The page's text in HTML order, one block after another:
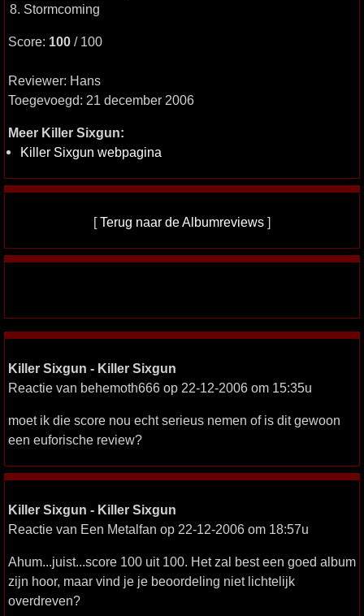
8. Stormcoming
Score: 100 / 100
Reviewer: Hans
Toegevoegd: 21 december 2006
Meer Killer Sixgun:
Killer Sixgun webpagina
[Terug naar de Albumreviews ]
Killer Sixgun - Killer Sixgun
Reactie van behemoth666 op 22-12-2006 om 15:35u
moet ik die score nou echt serieus nemen of is dit gewoon
een euforische review?
Killer Sixgun - Killer Sixgun
Reactie van Een Metalfan op 22-12-2006 om 18:57u
Ahum...juist...score 100 uit 100. Het zal best een goed album
zijn hoor, maar vind je je beoordeling niet lichtelijk
overdreven?